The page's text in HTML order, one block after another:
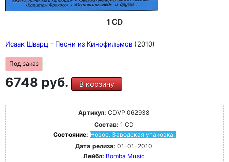
1 CD
Исаак Шварц - Песни из Кинофильмов (2010)
Под заказ
6748 руб. В корзину
Артикул: CDVP 062938
Состав: 1 CD
Состояние: Новое. Заводская упаковка.
Дата релиза: 01-01-2010
Лейбл: Bomba Music